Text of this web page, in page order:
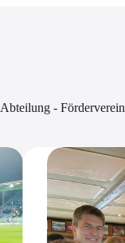
Abteilung - Förderverein